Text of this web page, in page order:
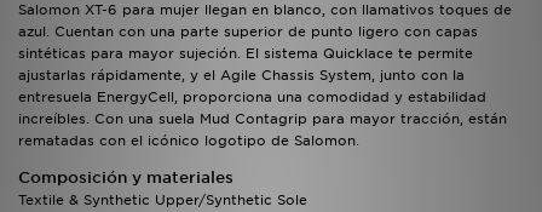
Salomon XT-6 para mujer llegan en blanco, con llamativos toques de
azul. Cuentan con una parte superior de punto ligero con capas
sintéticas para mayor sujeción. El sistema Quicklace te permite
ajustarlas rápidamente, y el Agile Chassis System, junto con la
entresuela EnergyCell, proporciona una comodidad y estabilidad
increíbles. Con una suela Mud Contagrip para mayor tracción, están
rematadas con el icónico logotipo de Salomon.
Composición y materiales
Textile & Synthetic Upper/Synthetic Sole